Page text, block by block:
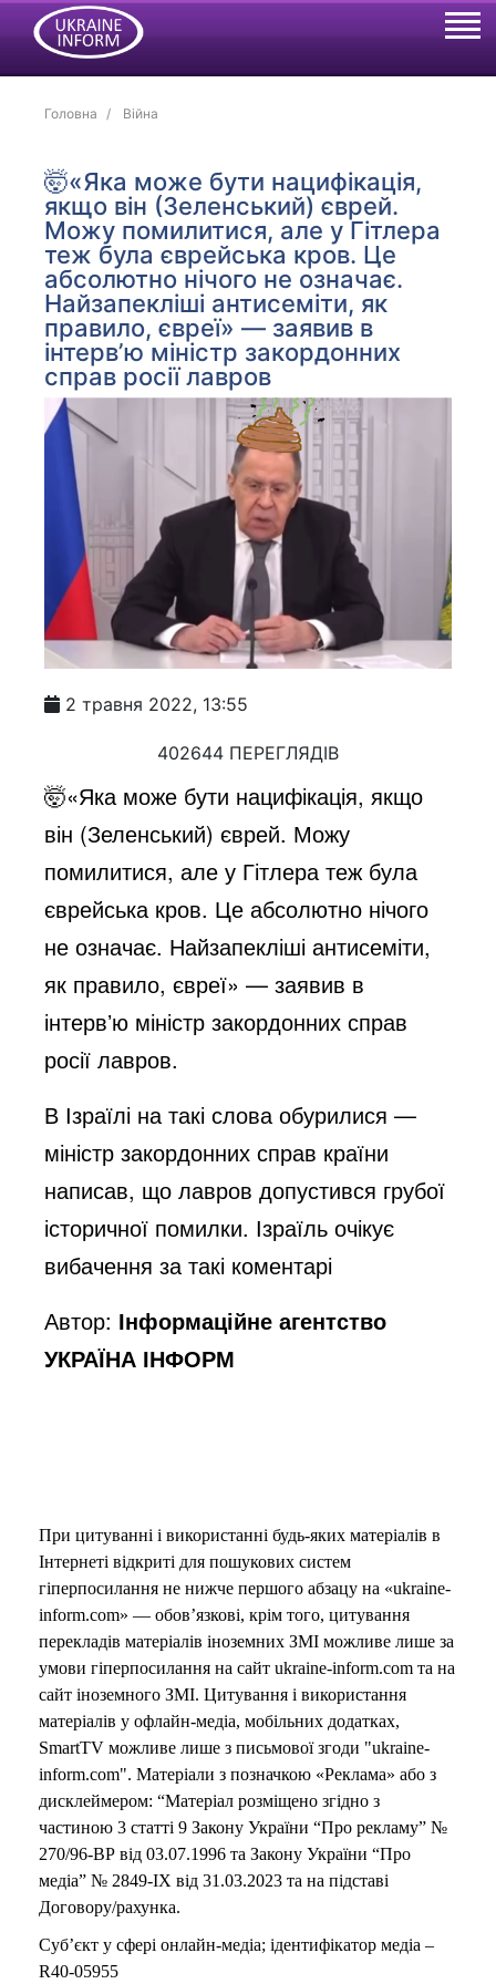
Головна Війна
🤯«Яка може бути нацифікація,
якщо він (Зеленський) єврей.
Можу помилитися, але у Гітлера
теж була єврейська кров. Це
абсолютно нічого не означає.
Найзапекліші антисеміти, як
правило, євреї» — заявив в
інтервʼю міністр закордонних
справ росії лавров
2 травня 2022, 13:55
402644 ПЕРЕГЛЯДІВ
🤯«Яка може бути нацифікація, якщо
він (Зеленський) єврей. Можу
помилитися, але у Гітлера теж була
єврейська кров. Це абсолютно нічого
не означає. Найзапекліші антисеміти,
як правило, євреї» — заявив в
інтервʼю міністр закордонних справ
росії лавров.
В Ізраїлі на такі слова обурилися —
міністр закордонних справ країни
написав, що лавров допустився грубої
історичної помилки. Ізраїль очікує
вибачення за такі коментарі
Автор: Інформаційне агентство
УКРАЇНА ІНФОРМ
При цитуванні і використанні будь-яких матеріалів в
Інтернеті відкриті для пошукових систем
гіперпосилання не нижче першого абзацу на «ukraine-
inform.com» — обов’язкові, крім того, цитування
перекладів матеріалів іноземних ЗМІ можливе лише за
умови гіперпосилання на сайт ukraine-inform.com та на
сайт іноземного ЗМІ. Цитування і використання
матеріалів у офлайн-медіа, мобільних додатках,
SmartTV можливе лише з письмової згоди "ukraine-
inform.com". Матеріали з позначкою «Реклама» або з
дисклеймером: “Матеріал розміщено згідно з
частиною 3 статті 9 Закону України “Про рекламу” №
270/96-ВР від 03.07.1996 та Закону України “Про
медіа” № 2849-IX від 31.03.2023 та на підставі
Договору/рахунка.
Суб’єкт у сфері онлайн-медіа; ідентифікатор медіа –
R40-05955